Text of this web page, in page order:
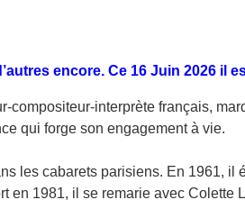
encore. Ce 16 Juin 2026 il
interprète français,
qui forge son engagement à vie.
les cabarets parisiens. En 1961,
en 1981, il se remarie avec Colette